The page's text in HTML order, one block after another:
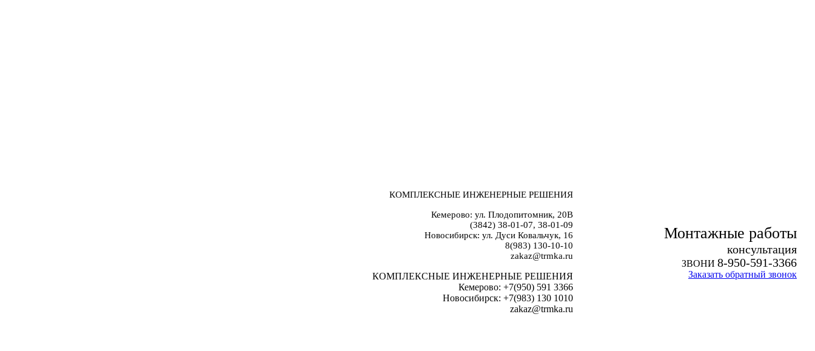
КОМПЛЕКСНЫЕ ИНЖЕНЕРНЫЕ РЕШЕНИЯ
Кемерово: ул. Плодопитомник, 20В
(3842) 38-01-07, 38-01-09
Новосибирск: ул. Дуси Ковальчук, 16
8(983) 130-10-10
zakaz@trmka.ru
КОМПЛЕКСНЫЕ ИНЖЕНЕРНЫЕ РЕШЕНИЯ
Кемерово: +7(950) 591 3366
Новосибирск: +7(983) 130 1010
zakaz@trmka.ru
Монтажные работы
консультация
ЗВОНИ 8-950-591-3366
Заказать обратный звонок